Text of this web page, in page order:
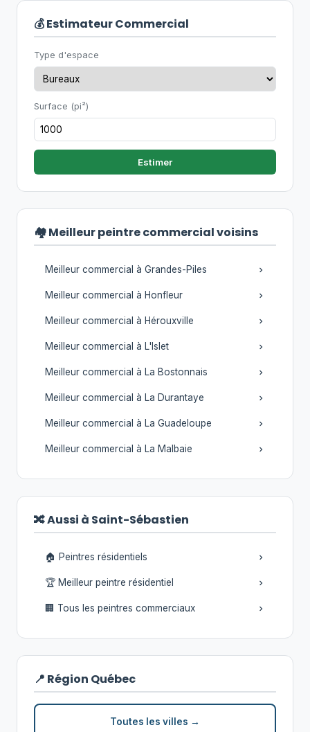
💰 Estimateur Commercial
Type d'espace
Surface (pi²)
Estimer
🏘️ Meilleur peintre commercial voisins
Meilleur commercial à Grandes-Piles
Meilleur commercial à Honfleur
Meilleur commercial à Hérouxville
Meilleur commercial à L'Islet
Meilleur commercial à La Bostonnais
Meilleur commercial à La Durantaye
Meilleur commercial à La Guadeloupe
Meilleur commercial à La Malbaie
🔀 Aussi à Saint-Sébastien
🏠 Peintres résidentiels
🏆 Meilleur peintre résidentiel
🏢 Tous les peintres commerciaux
📍 Région Québec
Toutes les villes →